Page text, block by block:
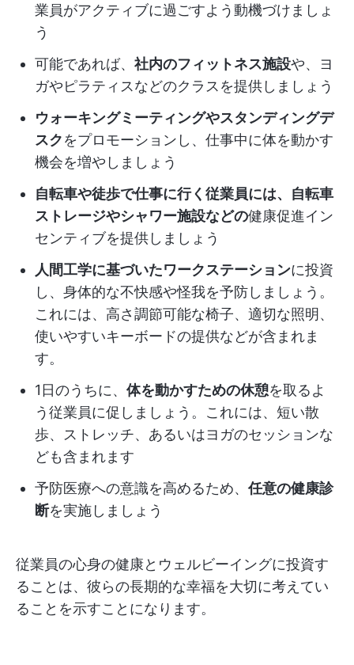
業員がアクティブに過ごすよう動機づけましょ
う
可能であれば、 社内のフィットネス施設や、ヨ
ガやピラティスなどのクラスを提供しましょう
ウォーキングミーティングやスタンディングデ
スクをプロモーションし、仕事中に体を動かす
機会を増やしましょう
自転車や徒歩で仕事に行く従業員には、自転車
ストレージやシャワー施設などの健康促進イン
センティブを提供しましょう
人間工学に基づいたワークステーションに投資
し、身体的な不快感や怪我を予防しましょう。
これには、高さ調節可能な椅子、適切な照明、
使いやすいキーボードの提供などが含まれま
す。
1日のうちに、 体を動かすための休憩を取るよ
う従業員に促しましょう。これには、短い散
歩、ストレッチ、あるいはヨガのセッションな
ども含まれます
予防医療への意識を高めるため、任意の健康診
断を実施しましょう
従業員の心身の健康とウェルビーイングに投資す
ることは、彼らの長期的な幸福を大切に考えてい
ることを示すことになります。